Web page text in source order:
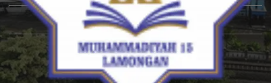
Admin November 15, 2025